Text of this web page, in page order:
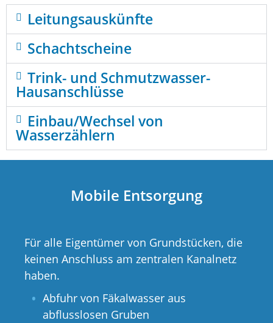
Leitungsauskünfte
Schachtscheine
Trink- und Schmutzwasser-
Hausanschlüsse
Einbau/Wechsel von
Wasserzählern
Mobile Entsorgung
Für alle Eigentümer von Grundstücken, die
keinen Anschluss am zentralen Kanalnetz
haben.
Abfuhr von Fäkalwasser aus
abflusslosen Gruben